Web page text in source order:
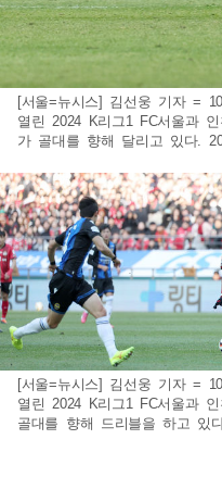
[서울=뉴시스] 김선웅 기자 =
열린 2024 K리그1 FC서울과
가 골대를 향해 달리고 있다.
[서울=뉴시스] 김선웅 기자 =
열린 2024 K리그1 FC서울과
골대를 향해 드리블을 하고 있